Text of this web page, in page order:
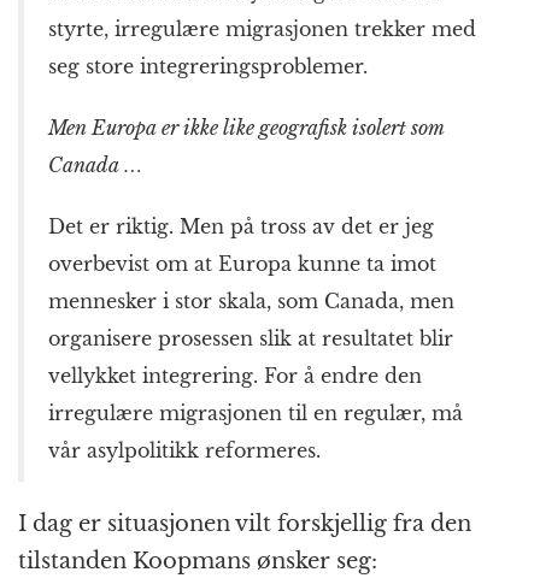
styrte, irregulære migrasjonen trekker med
seg store integrerings­problemer.
Men Europa er ikke like geografisk isolert som
Canada …
Det er riktig. Men på tross av det er jeg
overbevist om at Europa kunne ta imot
mennesker i stor skala, som Canada, men
organisere prosessen slik at resultatet blir
vellykket integrering. For å endre den
irregulære migrasjonen til en regulær, må
vår asyl­politikk reformeres.
I dag er situasjonen vilt forskjellig fra den
tilstanden Koopmans ønsker seg: